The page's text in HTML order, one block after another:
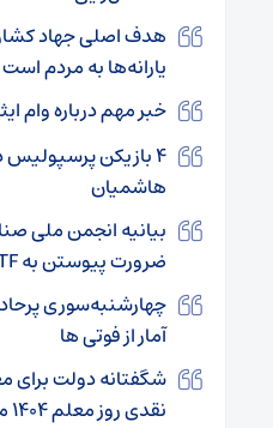
هدف اصلی جهاد
یارانه‌ها به مردم است
خبر مهم درباره وام
۴ بازیکن
هاشمیان
بیانیه انجمن ملی
ضرورت پیوستن به FATF
چهارشنبه‌سوری
آمار از فوتی ها
شگفتانه دولت برای
نقدی روز معلم ۱۴۰۴ مشخص شد